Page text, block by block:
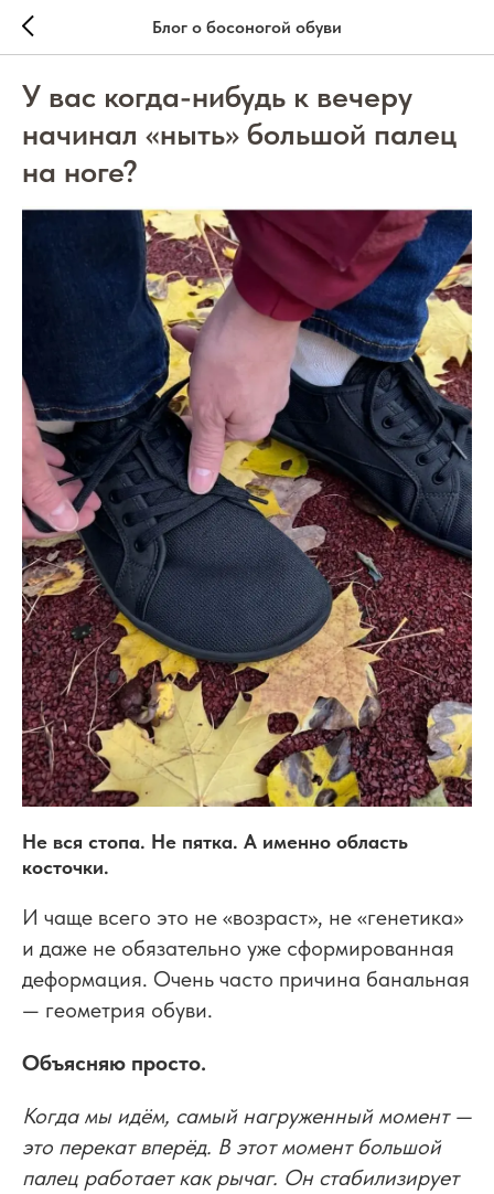
Блог о босоногой обуви
У вас когда-нибудь к вечеру
начинал «ныть» большой палец
на ноге?
Не вся стопа. Не пятка. А именно область
косточки.
И чаще всего это не «возраст», не «генетика»
и даже не обязательно уже сформированная
деформация. Очень часто причина банальная
— геометрия обуви.
Объясняю просто.
Когда мы идём, самый нагруженный момент —
это перекат вперёд. В этот момент большой
палец работает как рычаг. Он стабилизирует